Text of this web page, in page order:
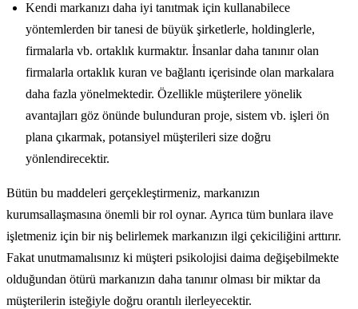
Kendi markanızı daha iyi tanıtmak için kullanabilece
yöntemlerden bir tanesi de büyük şirketlerle, holdinglerle,
firmalarla vb. ortaklık kurmaktır. İnsanlar daha tanınır olan
firmalarla ortaklık kuran ve bağlantı içerisinde olan markalara
daha fazla yönelmektedir. Özellikle müşterilere yönelik
avantajları göz önünde bulunduran proje, sistem vb. işleri ön
plana çıkarmak, potansiyel müşterileri size doğru
yönlendirecektir.
Bütün bu maddeleri gerçekleştirmeniz, markanızın
kurumsallaşmasına önemli bir rol oynar. Ayrıca tüm bunlara ilave
işletmeniz için bir niş belirlemek markanızın ilgi çekiciliğini arttırır.
Fakat unutmamalısınız ki müşteri psikolojisi daima değişebilmekte
olduğundan ötürü markanızın daha tanınır olması bir miktar da
müşterilerin isteğiyle doğru orantılı ilerleyecektir.